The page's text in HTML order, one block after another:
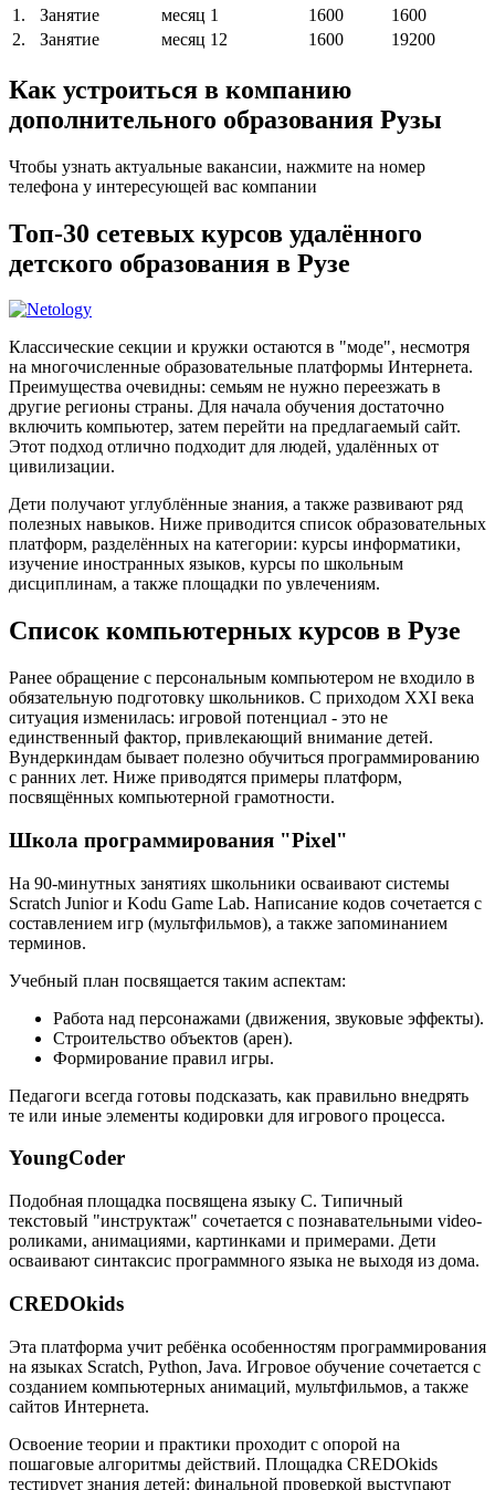
1.
Занятие месяц 1 1600
1600
2.
Занятие месяц 12 1600 19200
Как устроиться в компанию
дополнительного образования Рузы
Чтобы узнать актуальные вакансии, нажмите на номер
телефона у интересующей вас компании
Топ-30 сетевых курсов удалённого
детского образования в Рузе
Классические секции и кружки остаются в "моде", несмотря
на многочисленные образовательные платформы Интернета.
Преимущества очевидны: семьям не нужно переезжать в
другие регионы страны. Для начала обучения достаточно
включить компьютер, затем перейти на предлагаемый сайт.
Этот подход отлично подходит для людей, удалённых от
цивилизации.
Дети получают углублённые знания, а также развивают ряд
полезных навыков. Ниже приводится список образовательных
платформ, разделённых на категории: курсы информатики,
изучение иностранных языков, курсы по школьным
дисциплинам, а также площадки по увлечениям.
Список компьютерных курсов в Рузе
Ранее обращение с персональным компьютером не входило в
обязательную подготовку школьников. С приходом XXI века
ситуация изменилась: игровой потенциал - это не
единственный фактор, привлекающий внимание детей.
Вундеркиндам бывает полезно обучиться программированию
с ранних лет. Ниже приводятся примеры платформ,
посвящённых компьютерной грамотности.
Школа программирования "Pixel"
На 90-минутных занятиях школьники осваивают системы
Scratch Junior и Kodu Game Lab. Написание кодов сочетается с
составлением игр (мультфильмов), а также запоминанием
терминов.
Учебный план посвящается таким аспектам:
Работа над персонажами (движения, звуковые эффекты).
Строительство объектов (арен).
Формирование правил игры.
Педагоги всегда готовы подсказать, как правильно внедрять
те или иные элементы кодировки для игрового процесса.
YoungCoder
Подобная площадка посвящена языку C. Типичный
текстовый "инструктаж" сочетается с познавательными video-
роликами, анимациями, картинками и примерами. Дети
осваивают синтаксис программного языка не выходя из дома.
CREDOkids
Эта платформа учит ребёнка особенностям программирования
на языках Scratch, Python, Java. Игровое обучение сочетается с
созданием компьютерных анимаций, мультфильмов, а также
сайтов Интернета.
Освоение теории и практики проходит с опорой на
пошаговые алгоритмы действий. Площадка CREDOkids
тестирует знания детей: финальной проверкой выступают